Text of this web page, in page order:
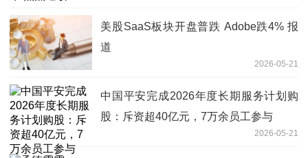
美股SaaS板块开盘普跌 Adobe跌4% 报
道
2026-05-21
中国平安完成2026年度长期服务计划购
股：斥资超40亿元，7万余员工参与
2026-05-21